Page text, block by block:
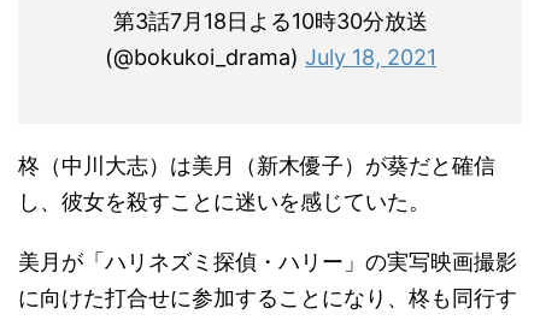
第3話7月18日よる10時30分放送
(@bokukoi_drama) July 18, 2021
柊（中川大志）は美月（新木優子）が葵だと確信
し、彼女を殺すことに迷いを感じていた。
美月が「ハリネズミ探偵・ハリー」の実写映画撮影
に向けた打合せに参加することになり、柊も同行す